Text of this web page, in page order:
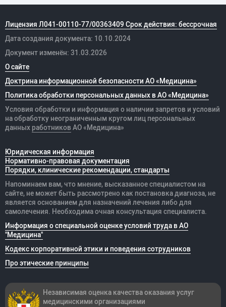
Лицензия Л041-00110-77/00363409 Срок действия: бессрочная
Дата создания документа: 10.10.2024
Документ изменён: 31.03.2026
О сайте
Доктрина информационной безопасности АО «Медицина»
Политика обработки персональных данных в АО «Медицина»
Условия обработки и информация о наличии запретов и условий
на обработку неограниченным кругом лиц персональных
данных работников АО «Медицина»
Юридическая информация
Нормативно-правовая документация
Порядки, клинические рекомендации, стандарты
Напоминаем вам, что мнение, высказанное специалистом на
сайте, не может быть рассмотрено как постановка диагноза, не
является основанием для назначений лечения либо для
самолечения. Необходима очная консультация специалиста.
Информация о специальной оценке условий труда в АО
"Медицина"
Кодекс корпоративной этики и поведения сотрудников
Про этические принципы
Независимая оценка качества оказания услуг
медицинскими организациями